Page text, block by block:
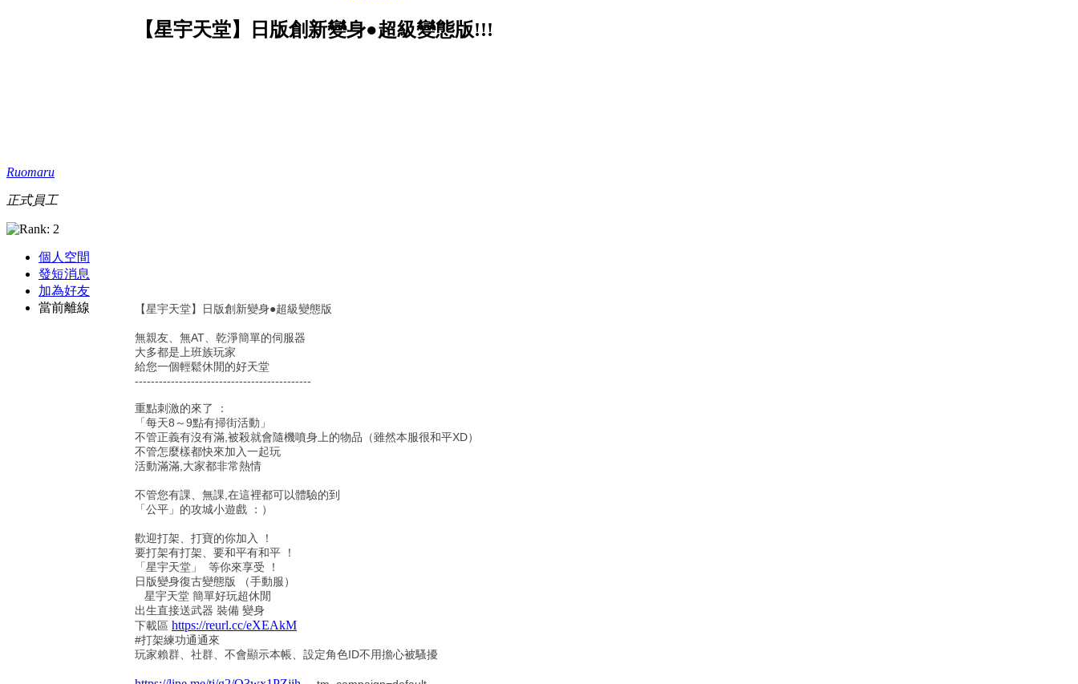
Ruomaru
正式員工
個人空間
發短消息
加為好友
當前離線
【星宇天堂】日版創新變身●超級變態版!!!
【星宇天堂】日版創新變身●超級變態版
無親友、無AT、乾淨簡單的伺服器
大多都是上班族玩家
給您一個輕鬆休閒的好天堂
--------------------------------------------
重點刺激的來了 ：
「每天8～9點有掃街活動」
不管正義有沒有滿,被殺就會隨機噴身上的物品（雖然本服很和平XD）
不管怎麼樣都快來加入一起玩
活動滿滿,大家都非常熱情
不管您有課、無課,在這裡都可以體驗的到
「公平」的攻城小遊戲 ：）
歡迎打架、打寶的你加入 ！
要打架有打架、要和平有和平 ！
「星宇天堂」 等你來享受 ！
日版變身復古變態版 （手動服）
星宇天堂 簡單好玩超休閒
出生直接送武器 裝備 變身
下載區 https://reurl.cc/eXEAkM
#打架練功通通來
玩家賴群、社群、不會顯示本帳、設定角色ID不用擔心被騷擾